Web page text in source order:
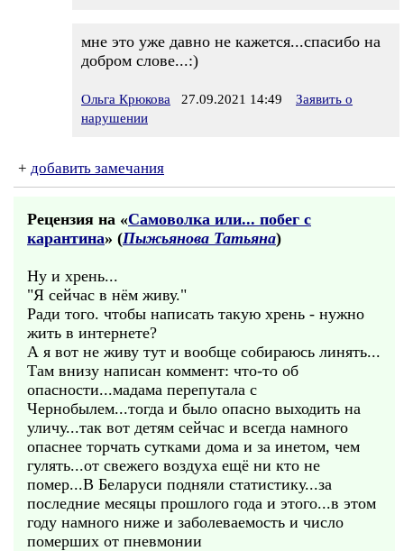
мне это уже давно не кажется...спасибо на
добром слове...:)
Ольга Крюкова 27.09.2021 14:49
Заявить о
нарушении
+ добавить замечания
Рецензия на «Самоволка или... побег с
карантина» (Пыжьянова Татьяна)
Ну и хрень...
"Я сейчас в нём живу."
Ради того. чтобы написать такую хрень - нужно
жить в интернете?
А я вот не живу тут и вообще собираюсь линять...
Там внизу написан коммент: что-то об
опасности...мадама перепутала с
Чернобылем...тогда и было опасно выходить на
уличу...так вот детям сейчас и всегда намного
опаснее торчать сутками дома и за инетом, чем
гулять...от свежего воздуха ещё ни кто не
помер...В Беларуси подняли статистику...за
последние месяцы прошлого года и этого...в этом
году намного ниже и заболеваемость и число
померших от пневмонии